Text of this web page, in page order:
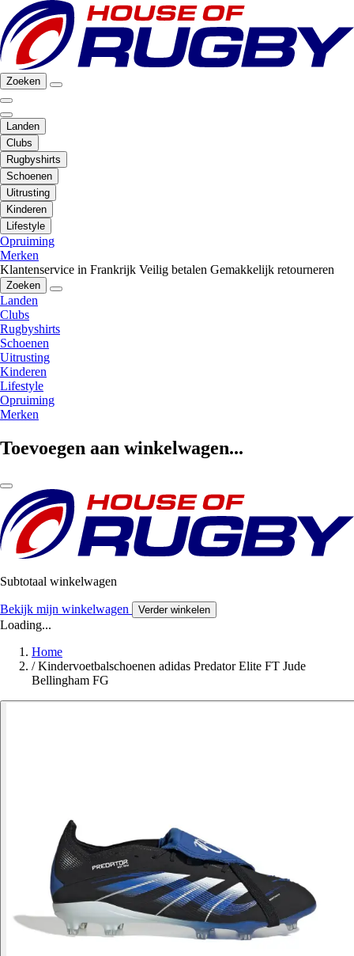
Zoeken
Landen
Clubs
Rugbyshirts
Schoenen
Uitrusting
Kinderen
Lifestyle
Opruiming
Merken
Klantenservice in Frankrijk Veilig betalen Gemakkelijk retourneren
Zoeken
Landen
Clubs
Rugbyshirts
Schoenen
Uitrusting
Kinderen
Lifestyle
Opruiming
Merken
Toevoegen aan winkelwagen...
Subtotaal winkelwagen
Bekijk mijn winkelwagen Verder winkelen
Loading...
Home
/ Kindervoetbalschoenen adidas Predator Elite FT Jude
Bellingham FG